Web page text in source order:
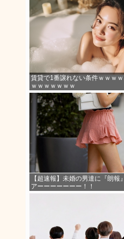
賃貸で1番譲れない条件ｗｗｗ
ｗｗｗｗｗｗｗ
【超速報】未婚の男達に『朗報
アーーーーーーー！！